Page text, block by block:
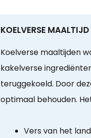
KOELVERSE MAALTIJD
Koelverse maaltijden
kakelverse
teruggekoeld. Door
optimaal behouden.
Vers van het land